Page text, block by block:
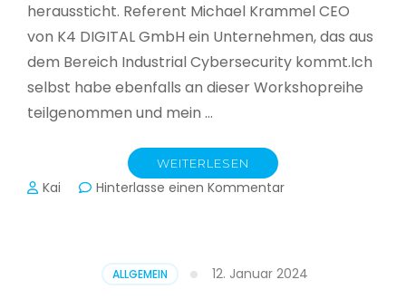
heraussticht. Referent Michael Krammel CEO
von K4 DIGITAL GmbH ein Unternehmen, das aus
dem Bereich Industrial Cybersecurity kommt.Ich
selbst habe ebenfalls an dieser Workshopreihe
teilgenommen und mein …
WEITERLESEN
Kai Hinterlasse einen Kommentarzu
Produktion
ALLGEMEIN 12. Januar 2024